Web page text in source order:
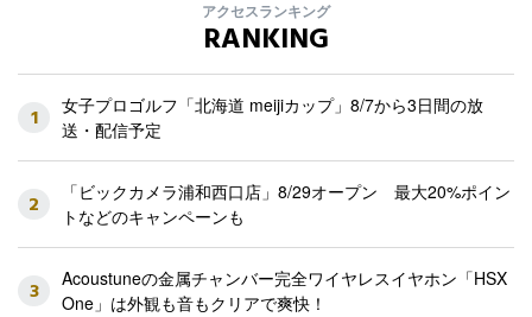
アクセスランキング
RANKING
1
女子プロゴルフ「北海道 meijiカップ」8/7から3日間の放
送・配信予定
2
「ビックカメラ浦和西口店」8/29オープン 最大20%ポイン
トなどのキャンペーンも
3
Acoustuneの金属チャンバー完全ワイヤレスイヤホン「HSX
One」は外観も音もクリアで爽快！